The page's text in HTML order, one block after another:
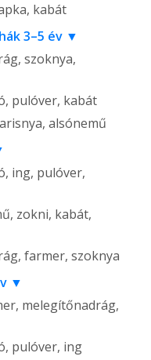
kabát
3–5 év
szoknya,
pulóver, kabát
alsónemű
ing, pulóver,
zokni, kabát,
farmer, szoknya
melegítőnadrág,
pulóver, ing